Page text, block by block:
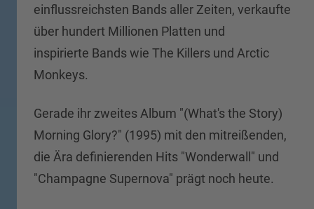
einflussreichsten Bands aller Zeiten, verkaufte
über hundert Millionen Platten und
inspirierte Bands wie The Killers und Arctic
Monkeys.
Gerade ihr zweites Album "(What's the Story)
Morning Glory?" (1995) mit den mitreißenden,
die Ära definierenden Hits "Wonderwall" und
"Champagne Supernova" prägt noch heute.